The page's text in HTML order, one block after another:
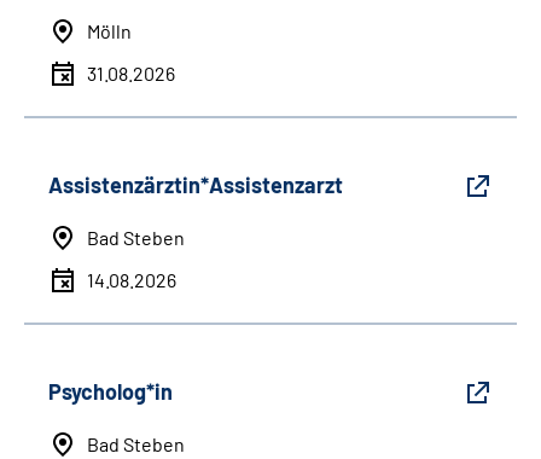
Mölln
31.08.2026
Assistenzärztin*Assistenzarzt
Bad Steben
14.08.2026
Psycholog*in
Bad Steben